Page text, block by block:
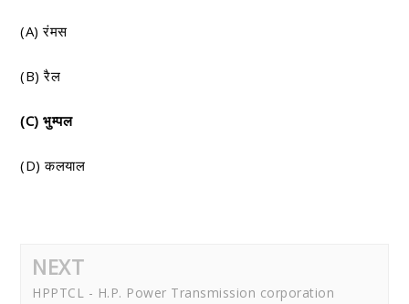
(A) रंमस
(B) रैल
(C) भुम्पल
(D) कलयाल
NEXT
HPPTCL - H.P. Power Transmission corporation